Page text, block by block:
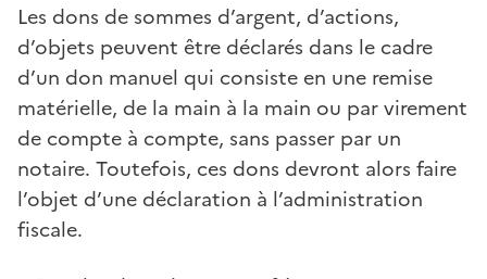
Les dons de sommes d’argent, d’actions,
d’objets peuvent être déclarés dans le cadre
d’un don manuel qui consiste en une remise
matérielle, de la main à la main ou par virement
de compte à compte, sans passer par un
notaire. Toutefois, ces dons devront alors faire
l’objet d’une déclaration à l’administration
fiscale.